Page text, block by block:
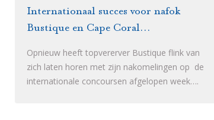
Internationaal succes voor nafok
Bustique en Cape Coral...
Opnieuw heeft topvererver Bustique flink van
zich laten horen met zijn nakomelingen op de
internationale concoursen afgelopen week….